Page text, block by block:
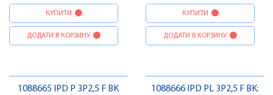
КУПИТИ
ДОДАТИ В КОРЗИНУ
КУПИТИ
ДОДАТИ В КОРЗИНУ
1088665 IPD P 3P2,5 F BK
1088666 IPD PL 3P2,5 F BK: